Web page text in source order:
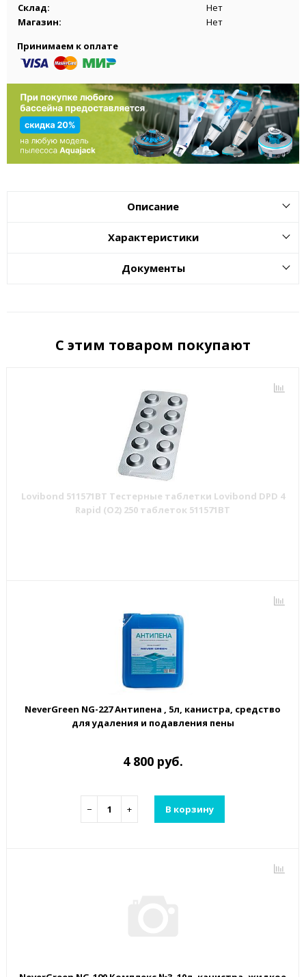
Склад:
Нет
Магазин:
Нет
Принимаем к оплате
Описание
Характеристики
Документы
С этим товаром покупают
Lovibond 511571BT Тестерные таблетки Lovibond DPD 4
Rapid (O2) 250 таблеток 511571BT
NeverGreen NG-227 Антипена , 5л, канистра, средство
для удаления и подавления пены
4 800 руб.
− + В корзину